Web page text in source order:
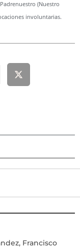
(Nuestro
involuntarias.
Francisco